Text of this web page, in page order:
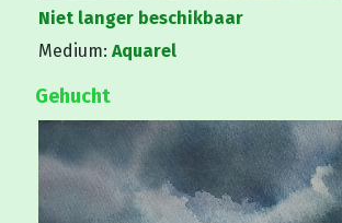
Niet langer beschikbaar
Medium: Aquarel
Gehucht